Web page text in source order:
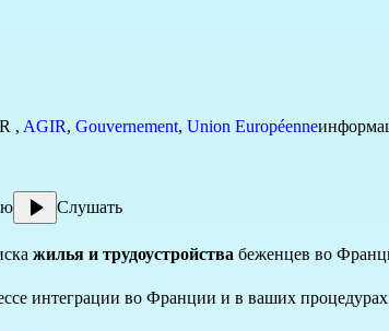
, AGIR, Gouvernement, Union Européenne
Слушать
жилья и трудоустройства беженцев во
интеграции во Франции и в ваших